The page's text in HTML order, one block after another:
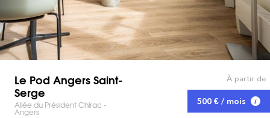
Le Pod Angers Saint-
Serge
Allée du Président Chirac -
Angers
À partir de
500 € / mois